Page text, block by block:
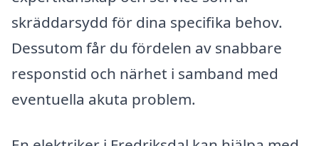
skräddarsydd för dina specifika behov.
Dessutom får du fördelen av snabbare
responstid och närhet i samband med
eventuella akuta problem.